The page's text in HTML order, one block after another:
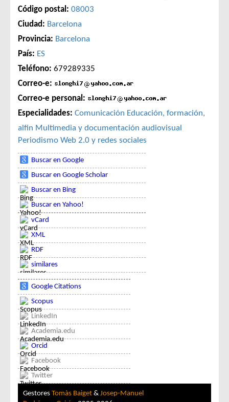
Código postal: 08003
Ciudad: Barcelona
Provincia: Barcelona
País: ES
Teléfono: 679289335
Correo-e:
Correo-e personal:
Especialidades: Comunicación Educación, formación,
alfin Multimedia y documentación audiovisual
Periodismo Web 2.0 y redes sociales
Buscar en Google
Buscar en Google Scholar
Buscar en Bing
Buscar en Yahoo!
vCard
XML
RDF
similares
Google Citations
Scopus
LinkedIn
Academia.edu
Orcid
Facebook
Twitter
Gestores Tomàs Baiget & Josep-Manuel